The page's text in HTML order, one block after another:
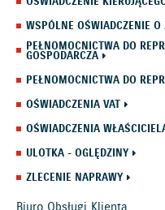
WSPÓLNE OŚWIADCZENIE O
PEŁNOMOCNICTWA DO
GOSPODARCZA
PEŁNOMOCNICTWA DO
OŚWIADCZENIA VAT
OŚWIADCZENIA
ULOTKA - OGLĘDZINY
ZLECENIE NAPRAWY